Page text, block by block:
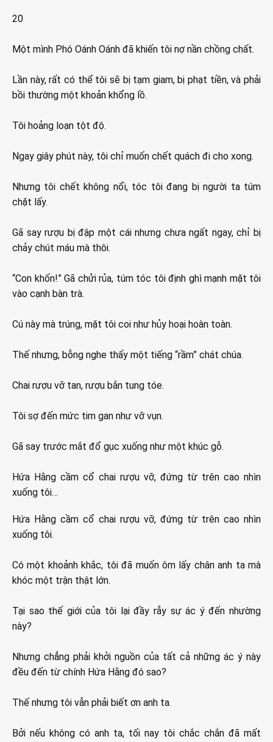
20
Một mình Phó Oánh Oánh đã khiến tôi nợ nần chồng chất.
Lần này, rất có thể tôi sẽ bị tạm giam, bị phạt tiền, và phải
bồi thường một khoản khổng lồ.
Tôi hoảng loạn tột độ.
Ngay giây phút này, tôi chỉ muốn chết quách đi cho xong.
Nhưng tôi chết không nổi, tóc tôi đang bị người ta túm
chặt lấy.
Gã say rượu bị đập một cái nhưng chưa ngất ngay, chỉ bị
chảy chút máu mà thôi.
“Con khốn!” Gã chửi rủa, túm tóc tôi định ghì mạnh mặt tôi
vào cạnh bàn trà.
Cú này mà trúng, mặt tôi coi như hủy hoại hoàn toàn.
Thế nhưng, bỗng nghe thấy một tiếng “rầm” chát chúa.
Chai rượu vỡ tan, rượu bắn tung tóe.
Tôi sợ đến mức tim gan như vỡ vụn.
Gã say trước mắt đổ gục xuống như một khúc gỗ.
Hứa Hằng cầm cổ chai rượu vỡ, đứng từ trên cao nhìn
xuống tôi…
Hứa Hằng cầm cổ chai rượu vỡ, đứng từ trên cao nhìn
xuống tôi.
Có một khoảnh khắc, tôi đã muốn ôm lấy chân anh ta mà
khóc một trận thật lớn.
Tại sao thế giới của tôi lại đầy rẫy sự ác ý đến nhường
này?
Nhưng chẳng phải khởi nguồn của tất cả những ác ý này
đều đến từ chính Hứa Hằng đó sao?
Thế nhưng tôi vẫn phải biết ơn anh ta.
Bởi nếu không có anh ta, tối nay tôi chắc chắn đã mất